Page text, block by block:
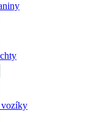
vozíky